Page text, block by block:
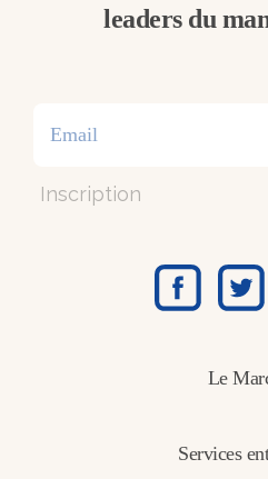
leaders du
Inscription
Le
Services